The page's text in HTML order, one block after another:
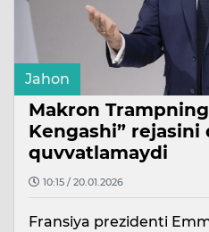
Jahon
Makron
Kengashi” rejasini
quvvatlamaydi
10:15 / 20.01.2026
Fransiya prezidenti